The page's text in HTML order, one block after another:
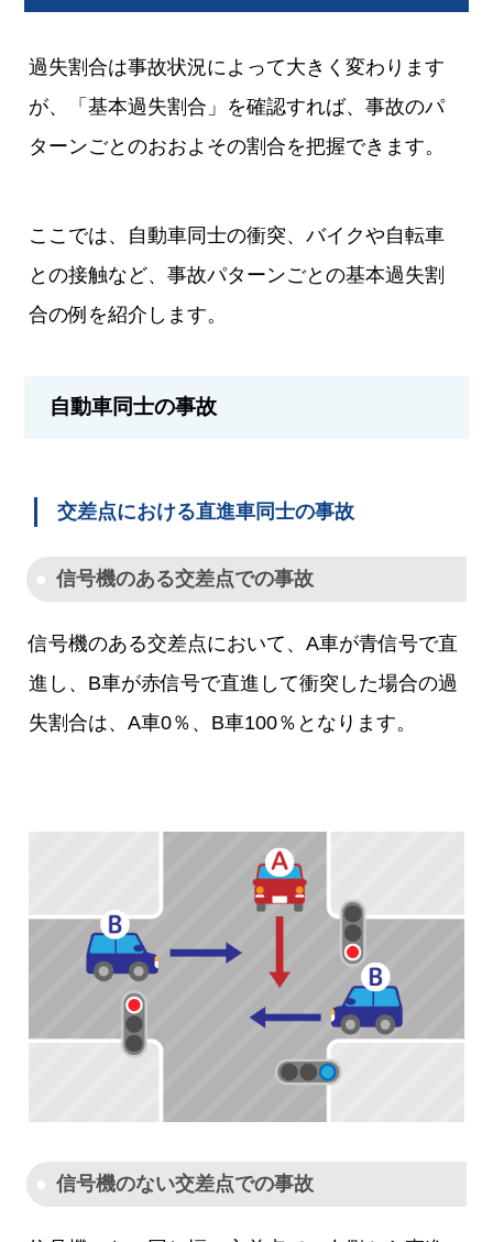
過失割合は事故状況によって大きく変わります
が、「基本過失割合」を確認すれば、事故のパ
ターンごとのおおよその割合を把握できます。
ここでは、自動車同士の衝突、バイクや自転車
との接触など、事故パターンごとの基本過失割
合の例を紹介します。
自動車同士の事故
交差点における直進車同士の事故
信号機のある交差点での事故
信号機のある交差点において、A車が青信号で直
進し、B車が赤信号で直進して衝突した場合の過
失割合は、A車0％、B車100％となります。
信号機のない交差点での事故